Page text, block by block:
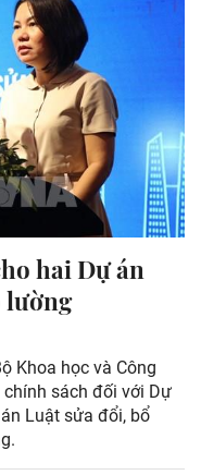
hai Dự án
lường
Khoa học và Công
sách đối với Dự
Luật sửa đổi, bổ